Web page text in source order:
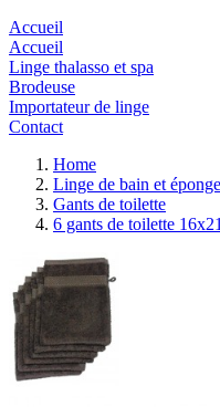
Accueil
Accueil
Linge thalasso et spa
Brodeuse
Importateur de linge
Contact
Home
Linge de bain et
Gants de toilette
6 gants de toilette